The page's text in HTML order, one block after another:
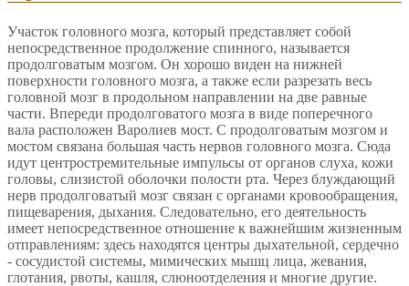
Участок головного мозга, который представляет собой
непосредственное продолжение спинного, называется
продолговатым мозгом. Он хорошо виден на нижней
поверхности головного мозга, а также если разрезать весь
головной мозг в продольном направлении на две равные
части. Впереди продолговатого мозга в виде поперечного
вала расположен Варолиев мост. С продолговатым мозгом и
мостом связана большая часть нервов головного мозга. Сюда
идут центростремительные импульсы от органов слуха, кожи
головы, слизистой оболочки полости рта. Через блуждающий
нерв продолговатый мозг связан с органами кровообращения,
пищеварения, дыхания. Следовательно, его деятельность
имеет непосредственное отношение к важнейшим жизненным
отправлениям: здесь находятся центры дыхательной, сердечно
- сосудистой системы, мимических мышц лица, жевания,
глотания, рвоты, кашля, слюноотделения и многие другие.